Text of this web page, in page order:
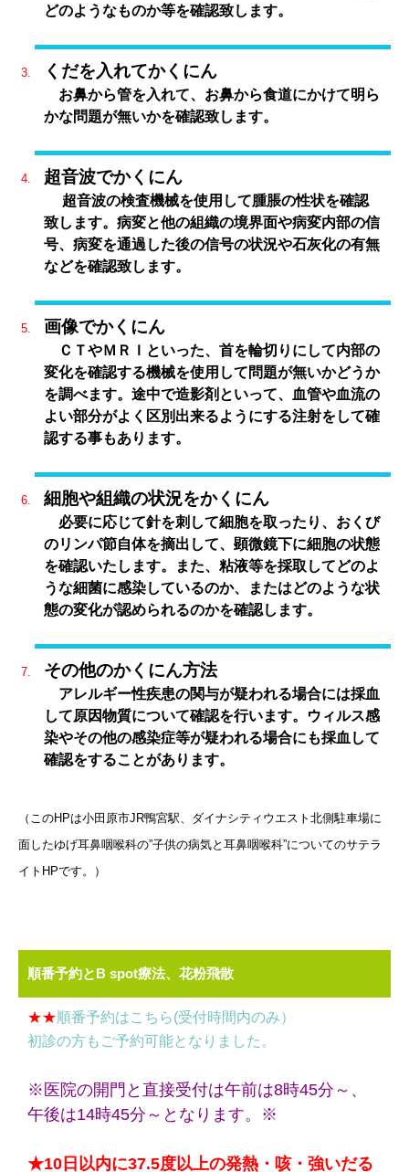
どのようなものか等を確認致します。
くだを入れてかくにん
お鼻から管を入れて、お鼻から食道にかけて明ら
かな問題が無いかを確認致します。
超音波でかくにん
超音波の検査機械を使用して腫脹の性状を確認
致します。病変と他の組織の境界面や病変内部の信
号、病変を通過した後の信号の状況や石灰化の有無
などを確認致します。
画像でかくにん
ＣＴやＭＲＩといった、首を輪切りにして内部の
変化を確認する機械を使用して問題が無いかどうか
を調べます。途中で造影剤といって、血管や血流の
よい部分がよく区別出来るようにする注射をして確
認する事もあります。
細胞や組織の状況をかくにん
必要に応じて針を刺して細胞を取ったり、おくび
のリンパ節自体を摘出して、顕微鏡下に細胞の状態
を確認いたします。また、粘液等を採取してどのよ
うな細菌に感染しているのか、またはどのような状
態の変化が認められるのかを確認します。
その他のかくにん方法
アレルギー性疾患の関与が疑われる場合には採血
して原因物質について確認を行います。ウィルス感
染やその他の感染症等が疑われる場合にも採血して
確認をすることがあります。
（このHPは小田原市JR鴨宮駅、ダイナシティウエスト北側駐車場に
面したゆげ耳鼻咽喉科の”子供の病気と耳鼻咽喉科”についてのサテラ
イトHPです。）
順番予約とB spot療法、花粉飛散
★★ 順番予約はこちら(受付時間内のみ）
初診の方もご予約可能となりました。
※医院の開門と直接受付は午前は8時45分～、
午後は14時45分～となります。※
★10日以内に37.5度以上の発熱・咳・強いだる